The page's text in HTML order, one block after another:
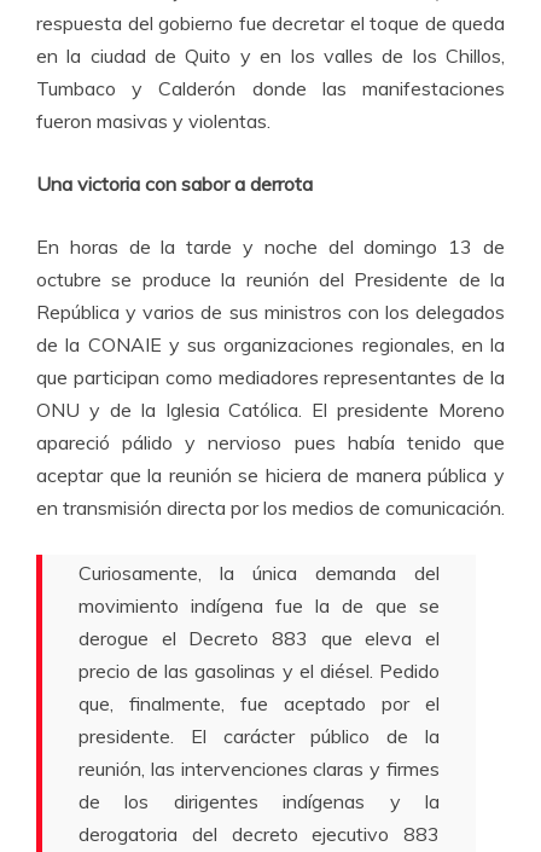
respuesta del gobierno fue decretar el toque de queda
en la ciudad de Quito y en los valles de los Chillos,
Tumbaco y Calderón donde las manifestaciones
fueron masivas y violentas.
Una victoria con sabor a derrota
En horas de la tarde y noche del domingo 13 de
octubre se produce la reunión del Presidente de la
República y varios de sus ministros con los delegados
de la CONAIE y sus organizaciones regionales, en la
que participan como mediadores representantes de la
ONU y de la Iglesia Católica. El presidente Moreno
apareció pálido y nervioso pues había tenido que
aceptar que la reunión se hiciera de manera pública y
en transmisión directa por los medios de comunicación.
Curiosamente, la única demanda del
movimiento indígena fue la de que se
derogue el Decreto 883 que eleva el
precio de las gasolinas y el diésel. Pedido
que, finalmente, fue aceptado por el
presidente. El carácter público de la
reunión, las intervenciones claras y firmes
de los dirigentes indígenas y la
derogatoria del decreto ejecutivo 883